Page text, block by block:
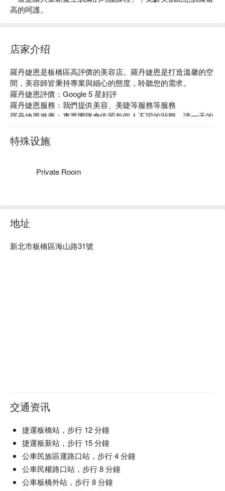
高的呵護。
店家介绍
羅丹婕恩是板橋區高評價的美容店。羅丹婕恩是打造溫馨的空
間，美容師皆秉持專業與細心的態度，聆聽您的需求。
羅丹婕恩評價：Google 5 星好評
羅丹婕恩服務：我們提供美容、美睫等服務等服務
羅丹婕恩推薦：專業團隊會依照每個人不同的狀態，讓一天的
疲勞得到舒緩，享受美好的體驗服務，達到全方位的放鬆，一
條龍變美！
羅丹婕恩預約、羅丹婕恩價格、羅丹婕恩優惠立刻查看 ⬇︎
特殊设施
Private Room
地址
新北市板橋區海山路31號
交通资讯
捷運板橋站，步行 12 分鐘
捷運板新站，步行 15 分鐘
公車民族區運路口站，步行 4 分鐘
公車民權路口站，步行 8 分鐘
公車板橋外站，步行 8 分鐘